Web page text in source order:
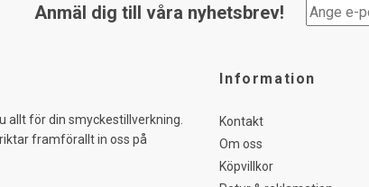
Anmäl dig till våra nyhetsbrev!
allt för din smyckestillverkning.
framförallt in oss på
Information
Kontakt
Om oss
Köpvillkor